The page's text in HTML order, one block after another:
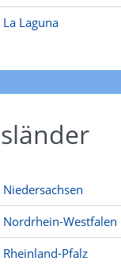
La Laguna
Niedersachsen
Nordrhein-Westfalen
Rheinland-Pfalz